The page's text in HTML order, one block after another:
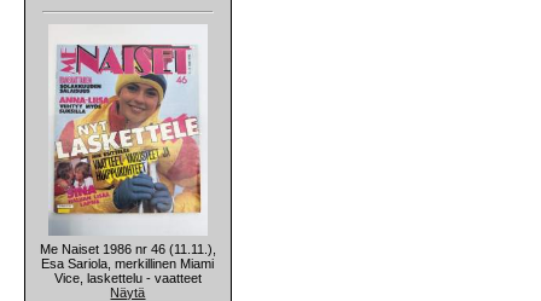
Me Naiset 1986 nr 46 (11.11.),
Esa Sariola, merkillinen Miami
Vice, laskettelu - vaatteet
Näytä